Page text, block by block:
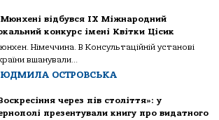
відбувся IX Міжнародний
конкурс імені Квітки Цісик
Німеччина. В Консультаційній установі
вшанували...
ОСТРОВСЬКА
через пів століття»: у
презентували книгу про видатного